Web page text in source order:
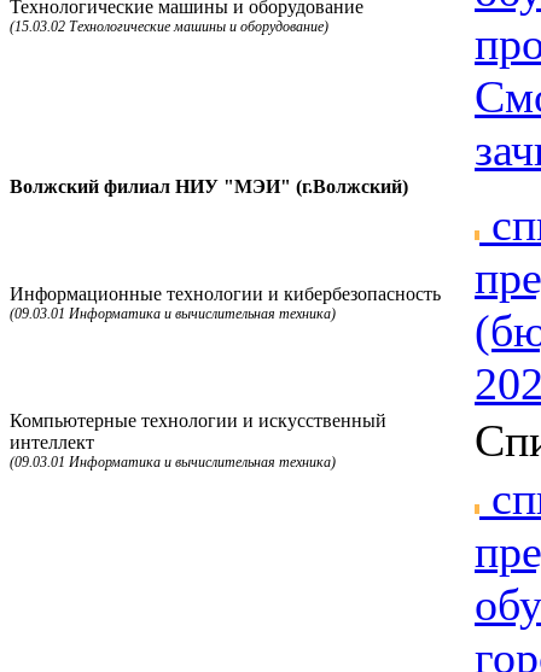
Технологические машины и оборудование
(15.03.02 Технологические машины и оборудование)
Волжский филиал НИУ "МЭИ" (г.Волжский)
Информационные технологии и кибербезопасность
(09.03.01 Информатика и вычислительная техника)
Компьютерные технологии и искусственный
интеллект
(09.03.01 Информатика и вычислительная техника)